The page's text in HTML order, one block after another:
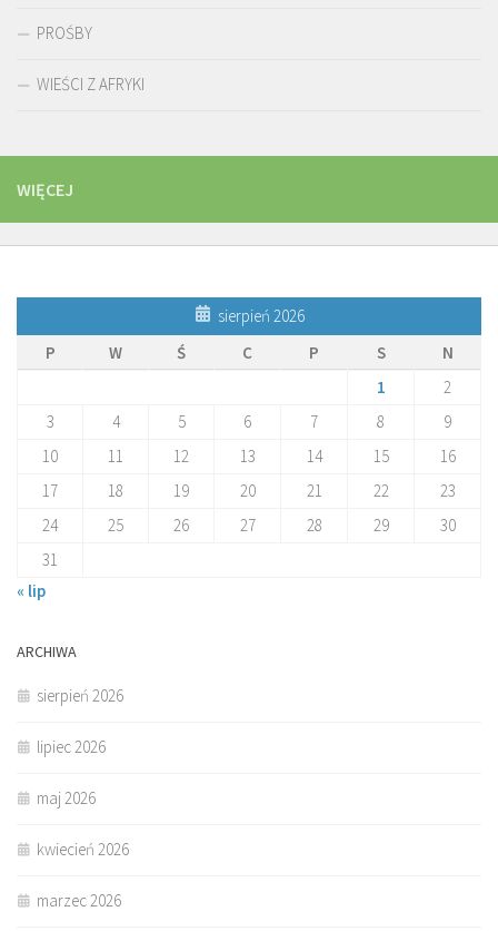
PROŚBY
WIEŚCI Z AFRYKI
WIĘCEJ
sierpień 2026
P
W Ś C P S
N
1
2
3
4 5 6 7 8
9
10
11 12 13 14 15
16
17
18 19 20 21 22
23
24
25 26 27 28 29
30
31
« lip
ARCHIWA
sierpień 2026
lipiec 2026
maj 2026
kwiecień 2026
marzec 2026